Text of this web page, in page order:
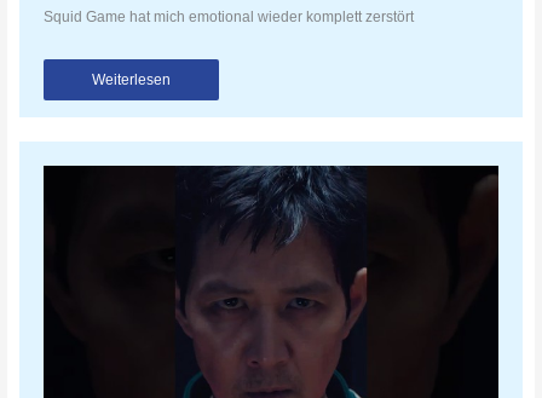
Squid Game hat mich emotional wieder komplett zerstört
Weiterlesen